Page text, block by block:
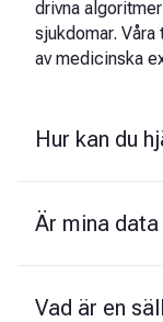
drivna
sjukdomar.
av medicinska
Hur kan du
Är mina data
Vad är en